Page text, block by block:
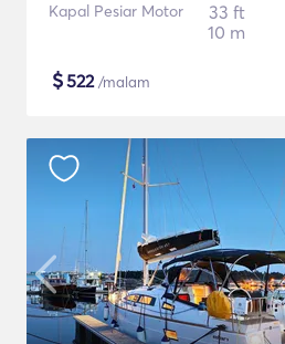
Kapal Pesiar Motor
33 ft
10 m
$522/malam